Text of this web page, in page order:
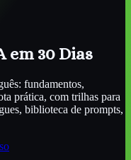
em 30 Dias
fundamentos,
prática, com trilhas para
, biblioteca de prompts,